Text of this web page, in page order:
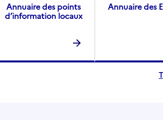
Annuaire des points
d’information locaux
Annuaire des